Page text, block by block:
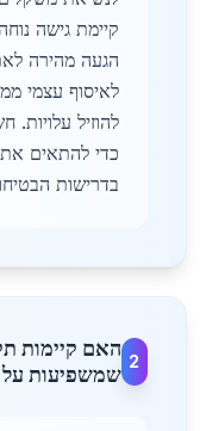
קיימת גישה
הגעה מהירה
לאיסוף עצמי
להוזיל
כדי להתאים את
בדרישות
2
האם קיימות
שמשפיעות על